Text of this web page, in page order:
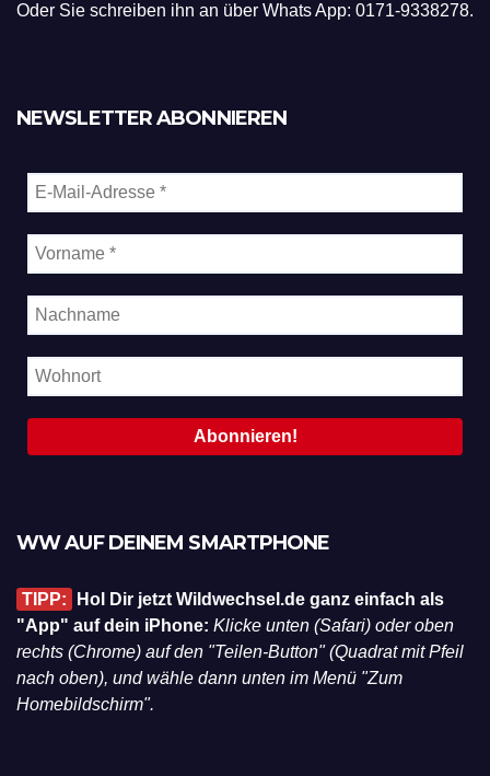
Oder Sie schreiben ihn an über Whats App: 0171-9338278.
NEWSLETTER ABONNIEREN
WW AUF DEINEM SMARTPHONE
TIPP:
Hol Dir jetzt Wildwechsel.de ganz einfach als
"App" auf dein iPhone: Klicke unten (Safari) oder oben
rechts (Chrome) auf den "Teilen-Button" (Quadrat mit Pfeil
nach oben), und wähle dann unten im Menü "Zum
Homebildschirm".